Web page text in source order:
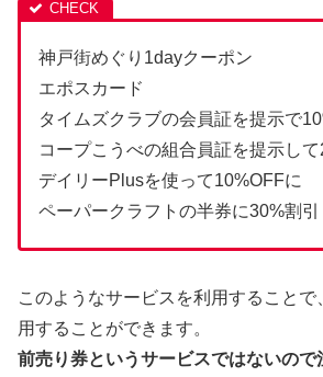
神戸街めぐり1dayクーポン
エポスカード
タイムズクラブの会員証を提示で
コープこうべの組合員証を提示して
デイリーPlusを使って10%OFFに
ペーパークラフトの半券に30%割引
このようなサービスを利用することで
用することができます。
前売り券というサービスではないので